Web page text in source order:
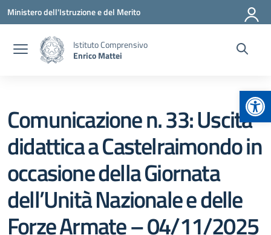
Vai ai contenuti
Vai al menu di navigazione
Vai al footer
Ministero dell'Istruzione e del Merito
Istituto Comprensivo
Enrico Mattei
Comunicazione n. 33: Uscita
didattica a Castelraimondo in
occasione della Giornata
dell’Unità Nazionale e delle
Forze Armate – 04/11/2025